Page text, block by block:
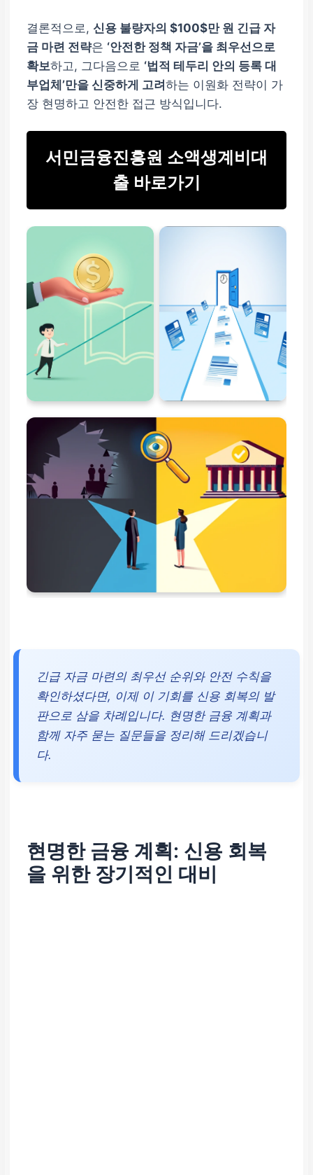
결론적으로,신용 불량자의 $100$만 원 긴급 자
금 마련 전략은 ‘안전한 정책 자금’을 최우선으로
확보하고, 그다음으로 ‘법적 테두리 안의 등록 대
부업체’만을 신중하게 고려하는 이원화 전략이 가
장 현명하고 안전한 접근 방식입니다.
서민금융진흥원 소액생계비대
출 바로가기
긴급 자금 마련의 최우선 순위와 안전 수칙을
확인하셨다면, 이제 이 기회를 신용 회복의 발
판으로 삼을 차례입니다. 현명한 금융 계획과
함께 자주 묻는 질문들을 정리해 드리겠습니
다.
현명한 금융 계획: 신용 회복
을 위한 장기적인 대비